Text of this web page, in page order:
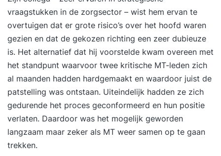
vraagstukken in de zorgsector – wist hem ervan te
overtuigen dat er grote risico’s over het hoofd waren
gezien en dat de gekozen richting een zeer dubieuze
is. Het alternatief dat hij voorstelde kwam overeen met
het standpunt waarvoor twee kritische MT-leden zich
al maanden hadden hardgemaakt en waardoor juist de
patstelling was ontstaan. Uiteindelijk hadden ze zich
gedurende het proces geconformeerd en hun positie
verlaten. Daardoor was het mogelijk geworden
langzaam maar zeker als MT weer samen op te gaan
trekken.